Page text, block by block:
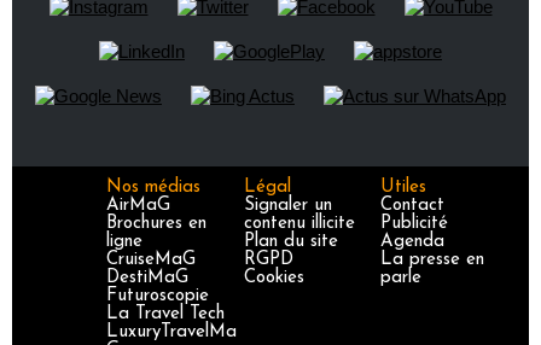
Nos médias
AirMaG
Brochures en
ligne
CruiseMaG
DestiMaG
Futuroscopie
La Travel Tech
LuxuryTravelMa
Légal
Signaler un
contenu illicite
Plan du site
RGPD
Cookies
Utiles
Contact
Publicité
Agenda
La presse en
parle